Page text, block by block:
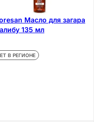
Масло для загара
135 мл
В РЕГИОНЕ